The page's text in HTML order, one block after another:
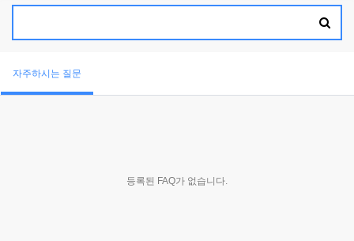
자주하시는 질문
등록된 FAQ가 없습니다.